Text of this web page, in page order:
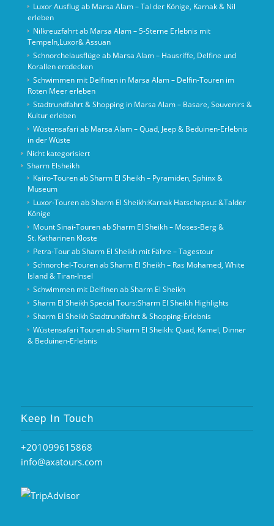
Luxor Ausflug ab Marsa Alam – Tal der Könige, Karnak & Nil
erleben
Nilkreuzfahrt ab Marsa Alam – 5-Sterne Erlebnis mit
Tempeln,Luxor& Assuan
Schnorchelausflüge ab Marsa Alam – Hausriffe, Delfine und
Korallen entdecken
Schwimmen mit Delfinen in Marsa Alam – Delfin-Touren im
Roten Meer erleben
Stadtrundfahrt & Shopping in Marsa Alam – Basare, Souvenirs &
Kultur erleben
Wüstensafari ab Marsa Alam – Quad, Jeep & Beduinen-Erlebnis
in der Wüste
Nicht kategorisiert
Sharm Elsheikh
Kairo‑Touren ab Sharm El Sheikh – Pyramiden, Sphinx &
Museum
Luxor-Touren ab Sharm El Sheikh:Karnak Hatschepsut &Talder
Könige
Mount Sinai‑Touren ab Sharm El Sheikh – Moses‑Berg &
St. Katharinen Kloste
Petra-Tour ab Sharm El Sheikh mit Fähre – Tagestour
Schnorchel‑Touren ab Sharm El Sheikh – Ras Mohamed, White
Island & Tiran‑Insel
Schwimmen mit Delfinen ab Sharm El Sheikh
Sharm El Sheikh Special Tours:Sharm El Sheikh Highlights
Sharm El Sheikh Stadtrundfahrt & Shopping-Erlebnis
Wüstensafari Touren ab Sharm El Sheikh: Quad, Kamel, Dinner
& Beduinen‑Erlebnis
Keep In Touch
+201099615868
info@axatours.com